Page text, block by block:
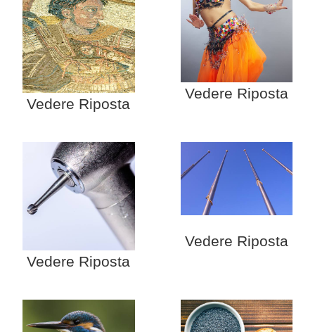
Vedere Riposta
Vedere Riposta
Vedere Riposta
Vedere Riposta